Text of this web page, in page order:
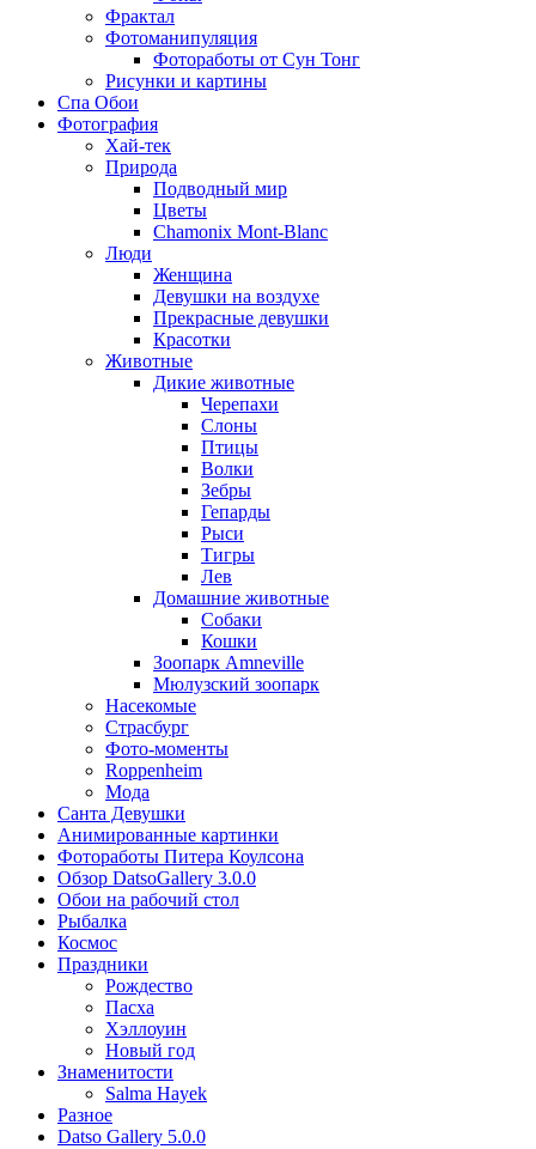
Фрактал
Фотоманипуляция
Фотоработы от Сун Тонг
Рисунки и картины
Спа Обои
Фотография
Хай-тек
Природа
Подводный мир
Цветы
Chamonix Mont-Blanc
Люди
Женщина
Девушки на воздухе
Прекрасные девушки
Красотки
Животные
Дикие животные
Черепахи
Слоны
Птицы
Волки
Зебры
Гепарды
Рыси
Тигры
Лев
Домашние животные
Собаки
Кошки
Зоопарк Amneville
Мюлузский зоопарк
Насекомые
Страсбург
Фото-моменты
Roppenheim
Мода
Санта Девушки
Aнимированные картинки
Фотоработы Питера Коулсона
Обзор DatsoGallery 3.0.0
Обои на рабочий стол
Рыбалка
Космос
Праздники
Рождество
Пасха
Хэллоуин
Новый год
Знаменитости
Salma Hayek
Разное
Datso Gallery 5.0.0